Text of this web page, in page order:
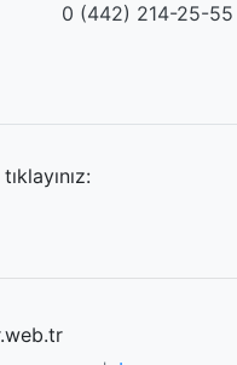
0 (442) 214-25-55